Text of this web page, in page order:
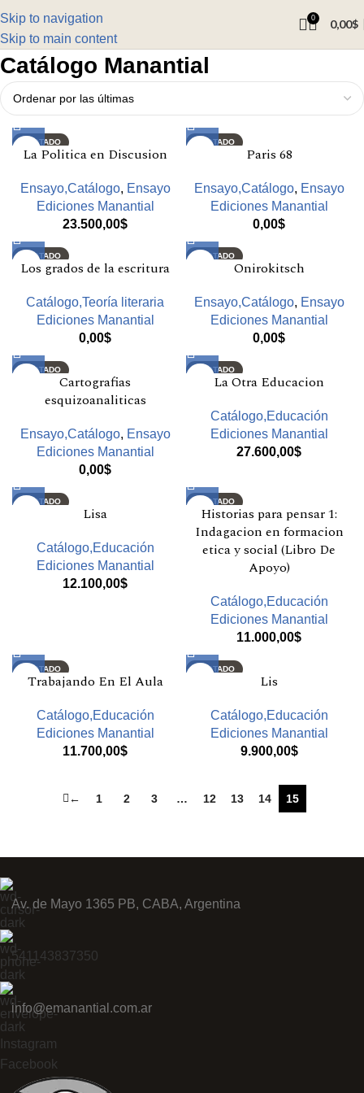
Skip to navigation
Skip to main content
0 0,00$
Catálogo Manantial
AGOTADO
La Politica en Discusion
Ensayo,Catálogo, Ensayo
Ediciones Manantial
23.500,00$
AGOTADO
Paris 68
Ensayo,Catálogo, Ensayo
Ediciones Manantial
0,00$
AGOTADO
Los grados de la escritura
Catálogo,Teoría literaria
Ediciones Manantial
0,00$
AGOTADO
Onirokitsch
Ensayo,Catálogo, Ensayo
Ediciones Manantial
0,00$
AGOTADO
Cartografias
esquizoanaliticas
Ensayo,Catálogo, Ensayo
Ediciones Manantial
0,00$
AGOTADO
La Otra Educacion
Catálogo,Educación
Ediciones Manantial
27.600,00$
AGOTADO
Lisa
Catálogo,Educación
Ediciones Manantial
12.100,00$
AGOTADO
Historias para pensar 1:
Indagacion en formacion
etica y social (Libro De
Apoyo)
Catálogo,Educación
Ediciones Manantial
11.000,00$
AGOTADO
Trabajando En El Aula
Catálogo,Educación
Ediciones Manantial
11.700,00$
AGOTADO
Lis
Catálogo,Educación
Ediciones Manantial
9.900,00$
← 1 2 3 … 12 13 14 15
Av. de Mayo 1365 PB, CABA, Argentina
541143837350
info@emanantial.com.ar
Instagram
Facebook